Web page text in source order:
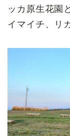
ッカ原生花園
イマイチ、リ